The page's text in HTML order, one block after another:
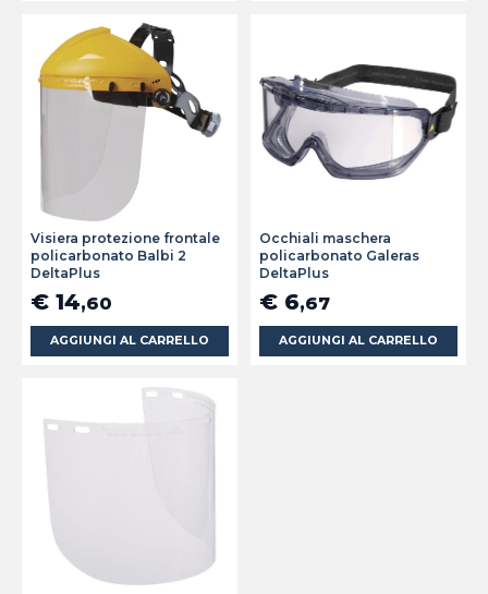
Visiera protezione frontale
policarbonato Balbi 2
DeltaPlus
€ 14,60
AGGIUNGI AL CARRELLO
Occhiali maschera
policarbonato Galeras
DeltaPlus
€ 6,67
AGGIUNGI AL CARRELLO